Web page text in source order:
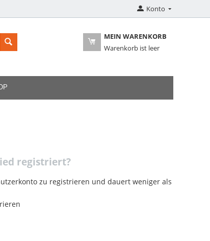
Konto
MEIN WARENKORB
Warenkorb ist leer
registriert?
zu registrieren und dauert weniger als